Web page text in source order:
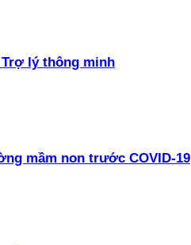
lý thông minh
mầm non trước COVID-19